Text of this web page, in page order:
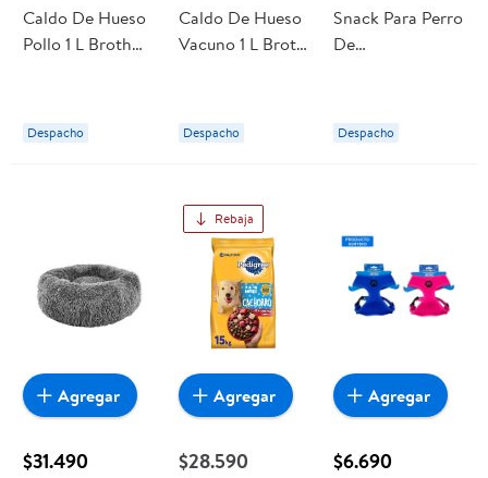
Caldo De Hueso
Pollo 1 L Broth
Despacho
Caldo De Hueso
Vacuno 1 L Broth
Despacho
Snack Para Perro
De
Despacho
$31.490
Agregar
Rebaja
$28.590
Agregar
$6.690
Agregar